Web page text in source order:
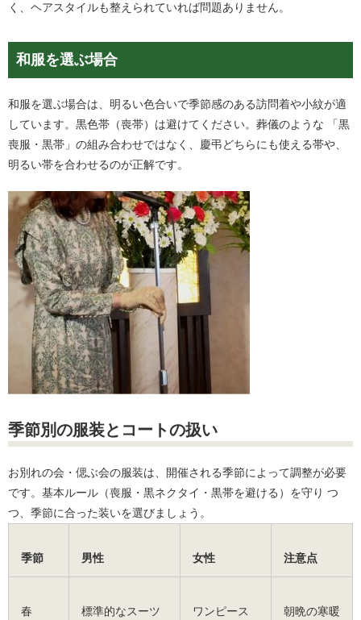
く、ヘアスタイルも整えられていれば問題ありません。
和服を選ぶ場合
和服を選ぶ場合は、明るい色合いで季節感のある訪問着や小紋が適
しています。黒色帯（喪帯）は避けてください。葬儀のような 「黒
喪服・黒帯」の組み合わせではなく、慶弔どちらにも使える帯や、
明るい帯を合わせるのが正解です。
季節別の服装とコートの扱い
お別れの会・偲ぶ会の服装は、開催される季節によって調整が必要
です。基本ルール（喪服・黒ネクタイ・黒帯を避ける）を守り つ
つ、季節に合った装いを選びましょう。
季節 男性 女性 注意点
春
標準的なスーツ
ワンピース
朝晩の寒暖